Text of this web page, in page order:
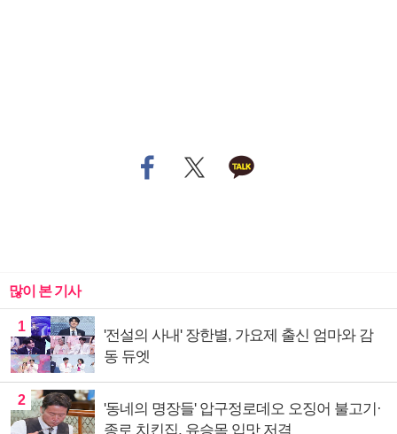
많이 본 기사
1
'전설의 사내' 장한별, 가요제 출신 엄마와 감
동 듀엣
2
'동네의 명장들' 압구정로데오 오징어 불고기·
종로 치킨집, 유승목 입맛 저격